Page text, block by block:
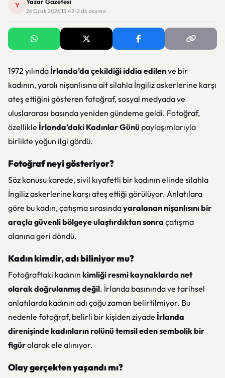
Y
26 Ocak 2026 13:42 · 2 dk okuma
1972 yılında İrlanda’da çekildiği iddia edilenve bir
kadının, yaralı nişanlısına ait silahla İngiliz askerlerine karşı
ateş ettiğini gösteren fotoğraf, sosyal medyada ve
uluslararası basında yeniden gündeme geldi. Fotoğraf,
özellikle İrlanda’daki Kadınlar Günü paylaşımlarıyla
birlikte yoğun ilgi gördü.
Fotoğraf neyi gösteriyor?
Söz konusu karede, sivil kıyafetli bir kadının elinde silahla
İngiliz askerlerine karşı ateş ettiği görülüyor. Anlatılara
göre bu kadın, çatışma sırasındayaralanan nişanlısını bir
araçla güvenli bölgeye ulaştırdıktan sonra çatışma
alanına geri döndü.
Kadın kimdir, adı biliniyor mu?
Fotoğraftaki kadının kimliği resmi kaynaklarda net
olarak doğrulanmış değil. İrlanda basınında ve tarihsel
anlatılarda kadının adı çoğu zaman belirtilmiyor. Bu
nedenle fotoğraf, belirli bir kişiden ziyade İrlanda
direnişinde kadınların rolünü temsil eden sembolik bir
figürolarak ele alınıyor.
Olay gerçekten yaşandı mı?